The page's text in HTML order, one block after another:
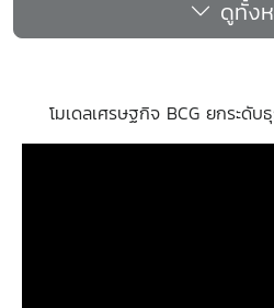
ดูทั้ง
โมเดลเศรษฐกิจ BCG ยกระดั